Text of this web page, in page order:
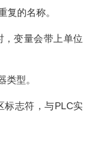
复的名称。
，变量会带上单位
类型。
标志符，与PLC实